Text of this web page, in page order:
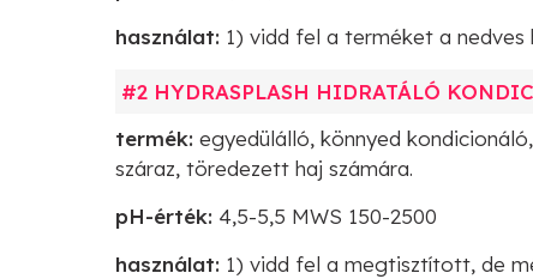
használat: 1) vidd fel a terméket a nedves
#2 HYDRASPLASH HIDRATÁLÓ
termék: egyedülálló, könnyed
száraz, töredezett haj számára.
pH-érték: 4,5-5,5 MWS 150-2500
használat: 1) vidd fel a megtisztított, de